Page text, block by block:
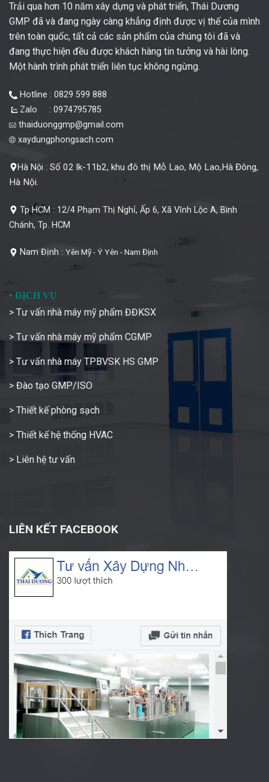
Trải qua hơn 10 năm xây dựng và phát triển, Thái Dương
GMP đã và đang ngày càng khẳng định được vị thế của mình
trên toàn quốc, tất cả các sản phẩm của chúng tôi đã và
đang thực hiện đều được khách hàng tin tưởng và hài lòng.
Một hành trình phát triển liên tục không ngừng.
Hotline : 0829 599 888
Zalo : 0974795785
thaiduonggmp@gmail.com
xaydungphongsach.com
Hà Nội : Số 02 lk-11b2, khu đô thị Mỗ Lao, Mộ Lao,Hà Đông,
Hà Nội.
Tp HCM : 12/4 Phạm Thị Nghỉ, Ấp 6, Xã Vĩnh Lộc A, Bình
Chánh, Tp. HCM
Nam Định : Yên Mỹ - Ý Yên - Nam Định
• DỊCH VỤ
> Tư vấn nhà máy mỹ phẩm ĐĐKSX
> Tư vấn nhà máy mỹ phẩm CGMP
> Tư vấn nhà máy TPBVSK HS GMP
> Đào tạo GMP/ISO
> Thiết kế phòng sạch
> Thiết kế hệ thống HVAC
> Liên hệ tư vấn
LIÊN KẾT FACEBOOK